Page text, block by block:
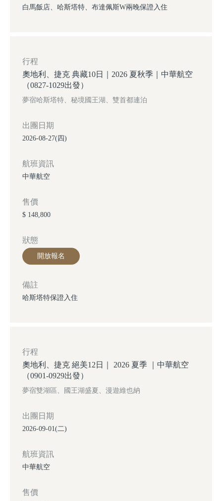
白馬飯店、哈斯塔特、布達佩斯W兩晚保證入住
出團日期
2026-08-27(四)
行程
奧地利、捷克 典藏10日｜2026 夏秋季｜中華航空
（0827-1029出發）
夢宿哈斯塔特、秘境國王湖、雙首都連泊
航班資訊
中華航空
售價
$ 148,800
狀態
開放報名
備註
哈斯塔特保證入住
出團日期
2026-09-01(二)
行程
奧地利、捷克 絕美12日｜ 2026 夏季 ｜中華航空
（0901-0929出發）
夢宿雙湖區、國王湖盛夏、漫遊維也納
航班資訊
中華航空
售價